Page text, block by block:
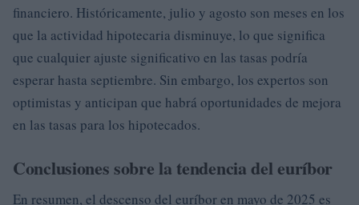
financiero. Históricamente, julio y agosto son meses en los
que la actividad hipotecaria disminuye, lo que significa
que cualquier ajuste significativo en las tasas podría
esperar hasta septiembre. Sin embargo, los expertos son
optimistas y anticipan que habrá oportunidades de mejora
en las tasas para los hipotecados.
Conclusiones sobre la tendencia del euríbor
En resumen, el descenso del euríbor en mayo de 2025 es